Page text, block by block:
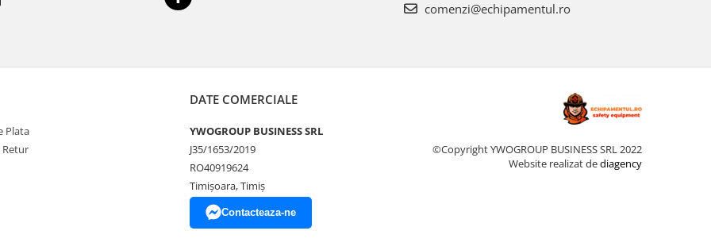
comenzi@echipamentul.ro
Plata
Retur
DATE COMERCIALE
YWOGROUP BUSINESS SRL
J35/1653/2019
RO40919624
Timișoara, Timiș
Contacteaza-ne
©Copyright YWOGROUP BUSINESS SRL 2022
Website realizat dediagency